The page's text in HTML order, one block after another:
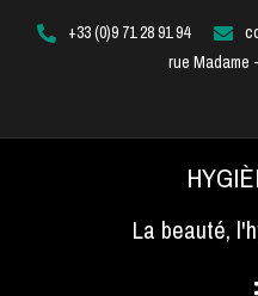
+33 (0)9 71 28 91 94
rue Madame
La beauté,